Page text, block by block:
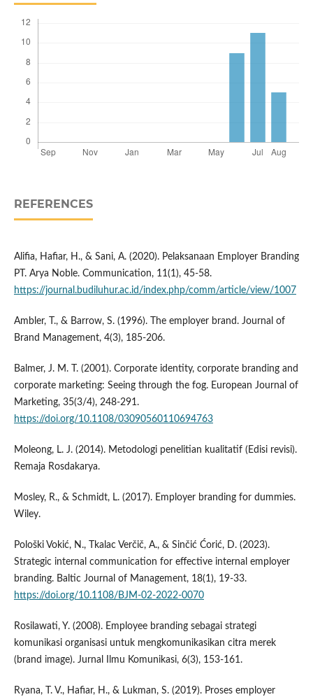
REFERENCES
Alifia, Hafiar, H., & Sani, A. (2020). Pelaksanaan Employer Branding
PT. Arya Noble. Communication, 11(1), 45-58.
https://journal.budiluhur.ac.id/index.php/comm/article/view/1007
Ambler, T., & Barrow, S. (1996). The employer brand. Journal of
Brand Management, 4(3), 185-206.
Balmer, J. M. T. (2001). Corporate identity, corporate branding and
corporate marketing: Seeing through the fog. European Journal of
Marketing, 35(3/4), 248-291.
https://doi.org/10.1108/03090560110694763
Moleong, L. J. (2014). Metodologi penelitian kualitatif (Edisi revisi).
Remaja Rosdakarya.
Mosley, R., & Schmidt, L. (2017). Employer branding for dummies.
Wiley.
Pološki Vokić, N., Tkalac Verčič, A., & Sinčić Ćorić, D. (2023).
Strategic internal communication for effective internal employer
branding. Baltic Journal of Management, 18(1), 19-33.
https://doi.org/10.1108/BJM-02-2022-0070
Rosilawati, Y. (2008). Employee branding sebagai strategi
komunikasi organisasi untuk mengkomunikasikan citra merek
(brand image). Jurnal Ilmu Komunikasi, 6(3), 153-161.
Ryana, T. V., Hafiar, H., & Lukman, S. (2019). Proses employer